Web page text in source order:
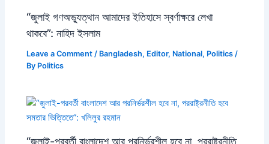
“জুলাই গণঅভ্যুত্থান আমাদের ইতিহাসে স্বর্ণাক্ষরে লেখা
থাকবে”: নাহিদ ইসলাম
Leave a Comment / Bangladesh, Editor, National, Politics /
By Politics
“জুলাই-পরবর্তী বাংলাদেশ আর পরনির্ভরশীল হবে না, পররাষ্ট্রনীতি